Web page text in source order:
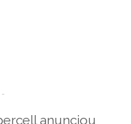
-
anunciou